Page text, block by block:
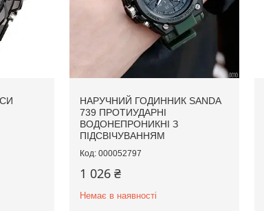
НАРУЧНИЙ ГОДИННИК SANDA
739 ПРОТИУДАРНІ
ВОДОНЕПРОНИКНІ З
ПІДСВІЧУВАННЯМ
000052797
1 026 ₴
Немає в наявності